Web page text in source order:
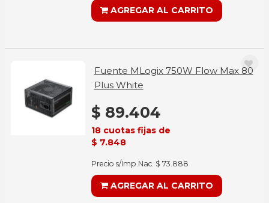
AGREGAR AL CARRITO
Fuente MLogix 750W Flow Max 80
Plus White
$ 89.404
18 cuotas fijas de
$ 7.848
Precio s/Imp.Nac. $ 73.888
AGREGAR AL CARRITO